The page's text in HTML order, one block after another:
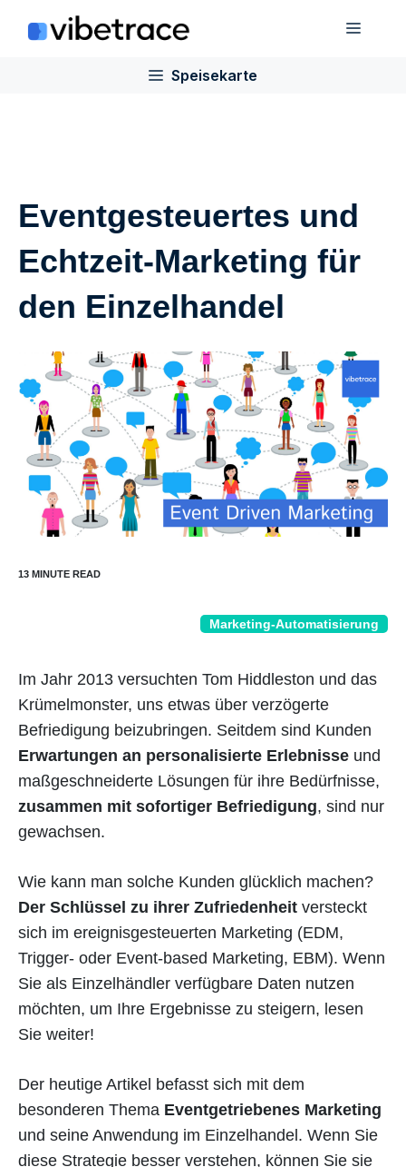
Inhalt
Speisekarte
Eventgesteuertes und
Echtzeit-Marketing für
den Einzelhandel
Marketing-Automatisierung
Im Jahr 2013 versuchten Tom Hiddleston und das
Krümelmonster, uns etwas über verzögerte
Befriedigung beizubringen. Seitdem sind Kunden
Erwartungen an personalisierte Erlebnisse und
maßgeschneiderte Lösungen für ihre Bedürfnisse,
zusammen mit sofortiger Befriedigung, sind nur
gewachsen.
Wie kann man solche Kunden glücklich machen?
Der Schlüssel zu ihrer Zufriedenheit versteckt
sich im ereignisgesteuerten Marketing (EDM,
Trigger- oder Event-based Marketing, EBM). Wenn
Sie als Einzelhändler verfügbare Daten nutzen
möchten, um Ihre Ergebnisse zu steigern, lesen
Sie weiter!
Der heutige Artikel befasst sich mit dem
besonderen Thema Eventgetriebenes Marketing
und seine Anwendung im Einzelhandel. Wenn Sie
diese Strategie besser verstehen, können Sie sie